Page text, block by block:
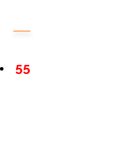
55